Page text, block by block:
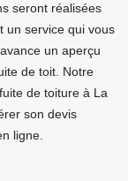
seront réalisées
un service qui vous
un aperçu
de toit. Notre
de toiture à La
son devis
ligne.